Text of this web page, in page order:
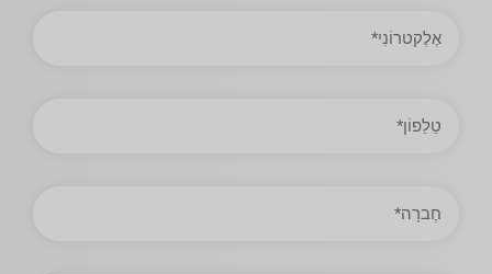
אימייל